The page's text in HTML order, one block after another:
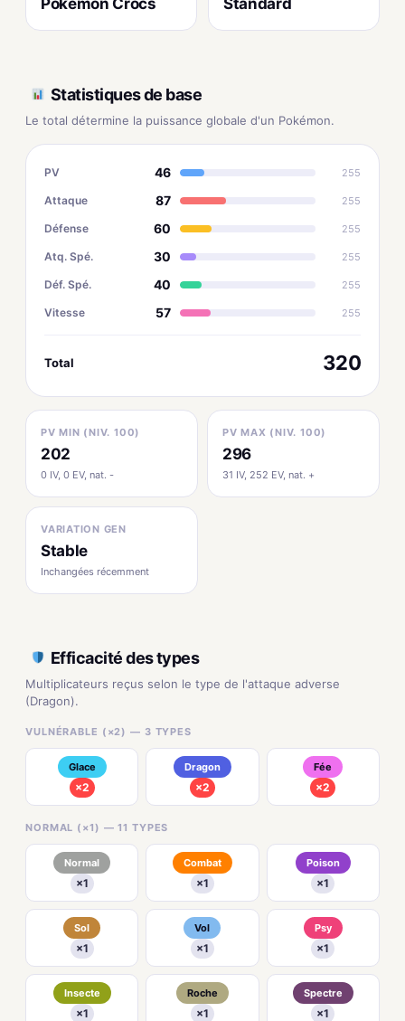
Pokémon Crocs Standard
Statistiques de base
Le total détermine la puissance globale d'un Pokémon.
PV 46 255
Attaque 87 255
Défense 60 255
Atq. Spé. 30 255
Déf. Spé. 40 255
Vitesse 57 255
Total 320
PV MIN (NIV. 100)
202
0 IV, 0 EV, nat. -
PV MAX (NIV. 100)
296
31 IV, 252 EV, nat. +
VARIATION GEN
Stable
Inchangées récemment
Efficacité des types
Multiplicateurs reçus selon le type de l'attaque adverse
(Dragon).
VULNÉRABLE (×2) — 3 TYPES
Glace
×2
Dragon
×2
Fée
×2
NORMAL (×1) — 11 TYPES
Normal
×1
Combat
×1
Poison
×1
Sol
×1
Vol
×1
Psy
×1
Insecte
×1
Roche
×1
Spectre
×1